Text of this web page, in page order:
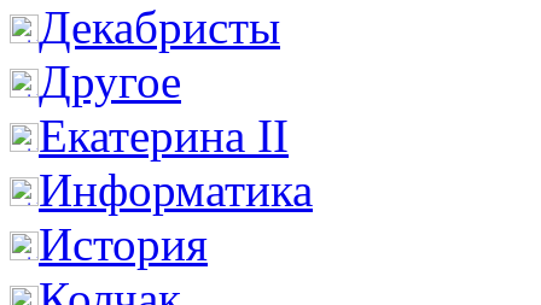
Декабристы
Другое
Екатерина II
Информатика
История